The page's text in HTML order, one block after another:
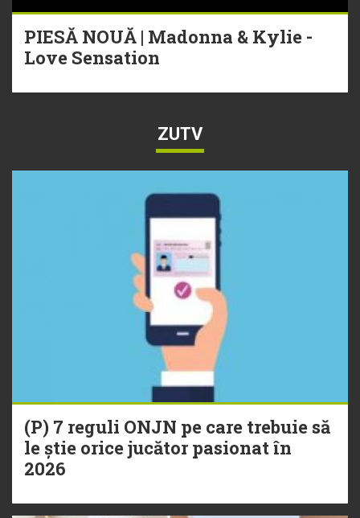
PIESĂ NOUĂ | Madonna & Kylie -
Love Sensation
ZUTV
(P) 7 reguli ONJN pe care trebuie să
le știe orice jucător pasionat în
2026